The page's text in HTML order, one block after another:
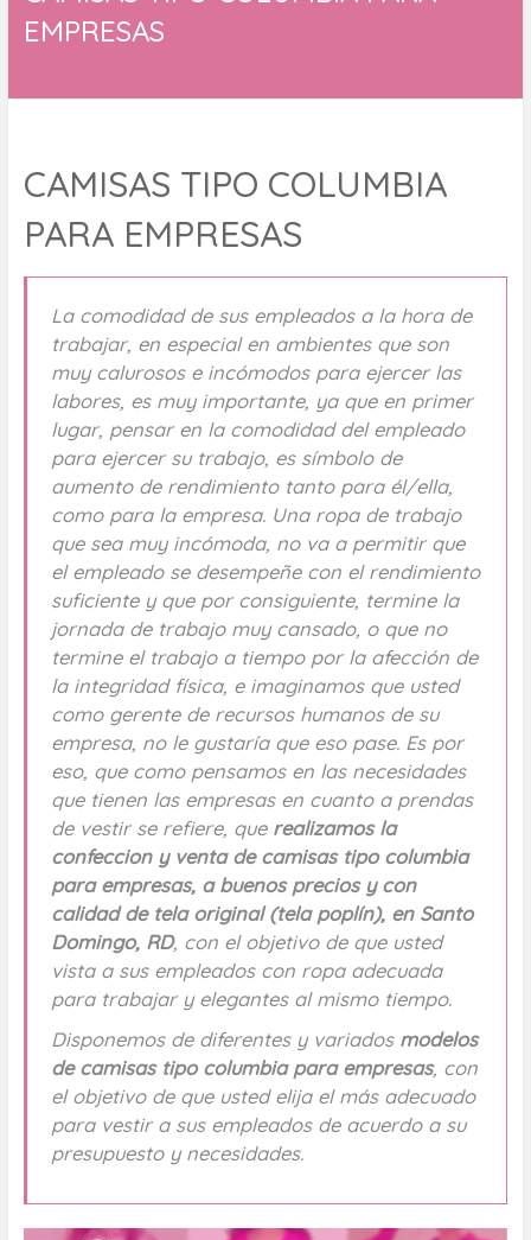
EMPRESAS
CAMISAS TIPO COLUMBIA
PARA EMPRESAS
La comodidad de sus empleados a la hora de
trabajar, en especial en ambientes que son
muy calurosos e incómodos para ejercer las
labores, es muy importante, ya que en primer
lugar, pensar en la comodidad del empleado
para ejercer su trabajo, es símbolo de
aumento de rendimiento tanto para él/ella,
como para la empresa. Una ropa de trabajo
que sea muy incómoda, no va a permitir que
el empleado se desempeñe con el rendimiento
suficiente y que por consiguiente, termine la
jornada de trabajo muy cansado, o que no
termine el trabajo a tiempo por la afección de
la integridad física, e imaginamos que usted
como gerente de recursos humanos de su
empresa, no le gustaría que eso pase. Es por
eso, que como pensamos en las necesidades
que tienen las empresas en cuanto a prendas
de vestir se refiere, que realizamos la
confeccion y venta de camisas tipo columbia
para empresas, a buenos precios y con
calidad de tela original (tela poplín), en Santo
Domingo, RD, con el objetivo de que usted
vista a sus empleados con ropa adecuada
para trabajar y elegantes al mismo tiempo.
Disponemos de diferentes y variados modelos
de camisas tipo columbia para empresas, con
el objetivo de que usted elija el más adecuado
para vestir a sus empleados de acuerdo a su
presupuesto y necesidades.